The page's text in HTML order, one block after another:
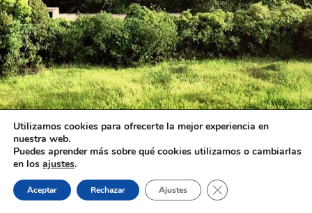
Utilizamos cookies para ofrecerte la mejor experiencia en
nuestra web.
Puedes aprender más sobre qué cookies utilizamos o cambiarlas
en los ajustes.
Aceptar Rechazar Ajustes Tanca el bàner de